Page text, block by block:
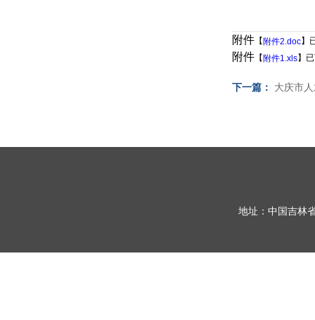
附件 【附件2.doc】
附件 【附件1.xls】
下一篇： 大庆市
地址：中国吉林